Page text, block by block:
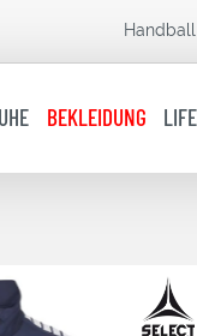
BEKLEIDUNG